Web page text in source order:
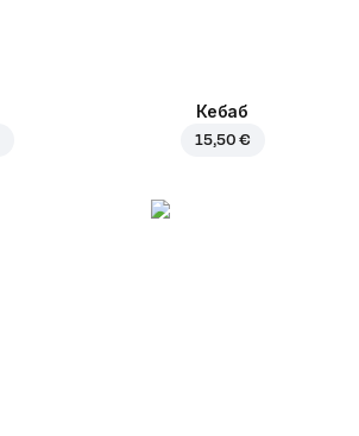
Кебаб
15,50 €